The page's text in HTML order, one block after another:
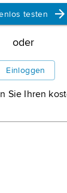
testen
oder
Einloggen
Sie Ihren